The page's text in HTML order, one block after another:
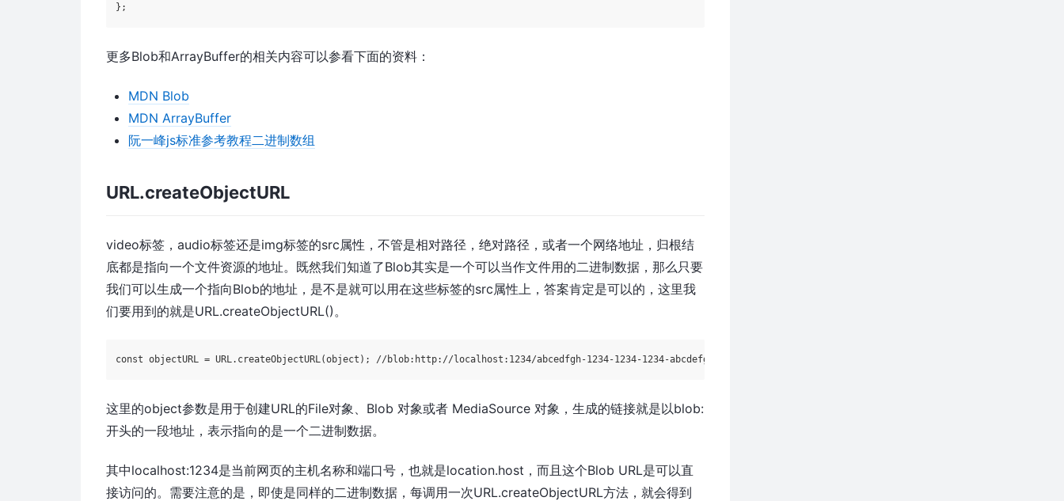
更多Blob和ArrayBuffer的相关内容可以参看下面的资料：
MDN Blob
MDN ArrayBuffer
阮一峰js标准参考教程二进制数组
URL.createObjectURL
video标签，audio标签还是img标签的src属性，不管是相对路径，绝对路径，或者一个网络地址，归根结
底都是指向一个文件资源的地址。既然我们知道了Blob其实是一个可以当作文件用的二进制数据，那么只要
我们可以生成一个指向Blob的地址，是不是就可以用在这些标签的src属性上，答案肯定是可以的，这里我
们要用到的就是URL.createObjectURL()。
const objectURL = URL.createObjectURL(object); //blob:http://localhost:1234/abcedfgh-1234-1234-1234-abcdefghijkl
这里的object参数是用于创建URL的File对象、Blob 对象或者 MediaSource 对象，生成的链接就是以blob:
开头的一段地址，表示指向的是一个二进制数据。
其中localhost:1234是当前网页的主机名称和端口号，也就是location.host，而且这个Blob URL是可以直
接访问的。需要注意的是，即使是同样的二进制数据，每调用一次URL.createObjectURL方法，就会得到